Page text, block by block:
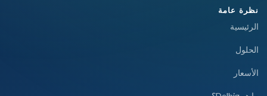
نظرة عامة
الرئيسية
الحلول
الأسعار